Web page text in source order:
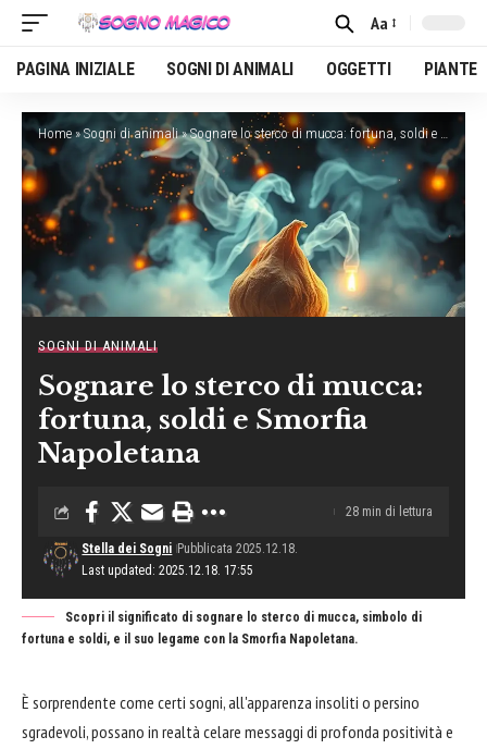
Font
Resizer
Aa
PAGINA INIZIALE SOGNI DI ANIMALI OGGETTI PIANTE
Home»Sogni di animali»Sognare lo sterco di mucca: fortuna, soldi e Smorfia Napoletana
SOGNI DI ANIMALI
Sognare lo sterco di mucca:
fortuna, soldi e Smorfia
Napoletana
Last updated: 2025.12.18. 17:55
Stella dei Sogni Pubblicata 2025.12.18.
28 min di lettura
Scopri il significato di sognare lo sterco di mucca, simbolo di
fortuna e soldi, e il suo legame con la Smorfia Napoletana.
È sorprendente come certi sogni, all'apparenza insoliti o persino
sgradevoli, possano in realtà celare messaggi di profonda positività e